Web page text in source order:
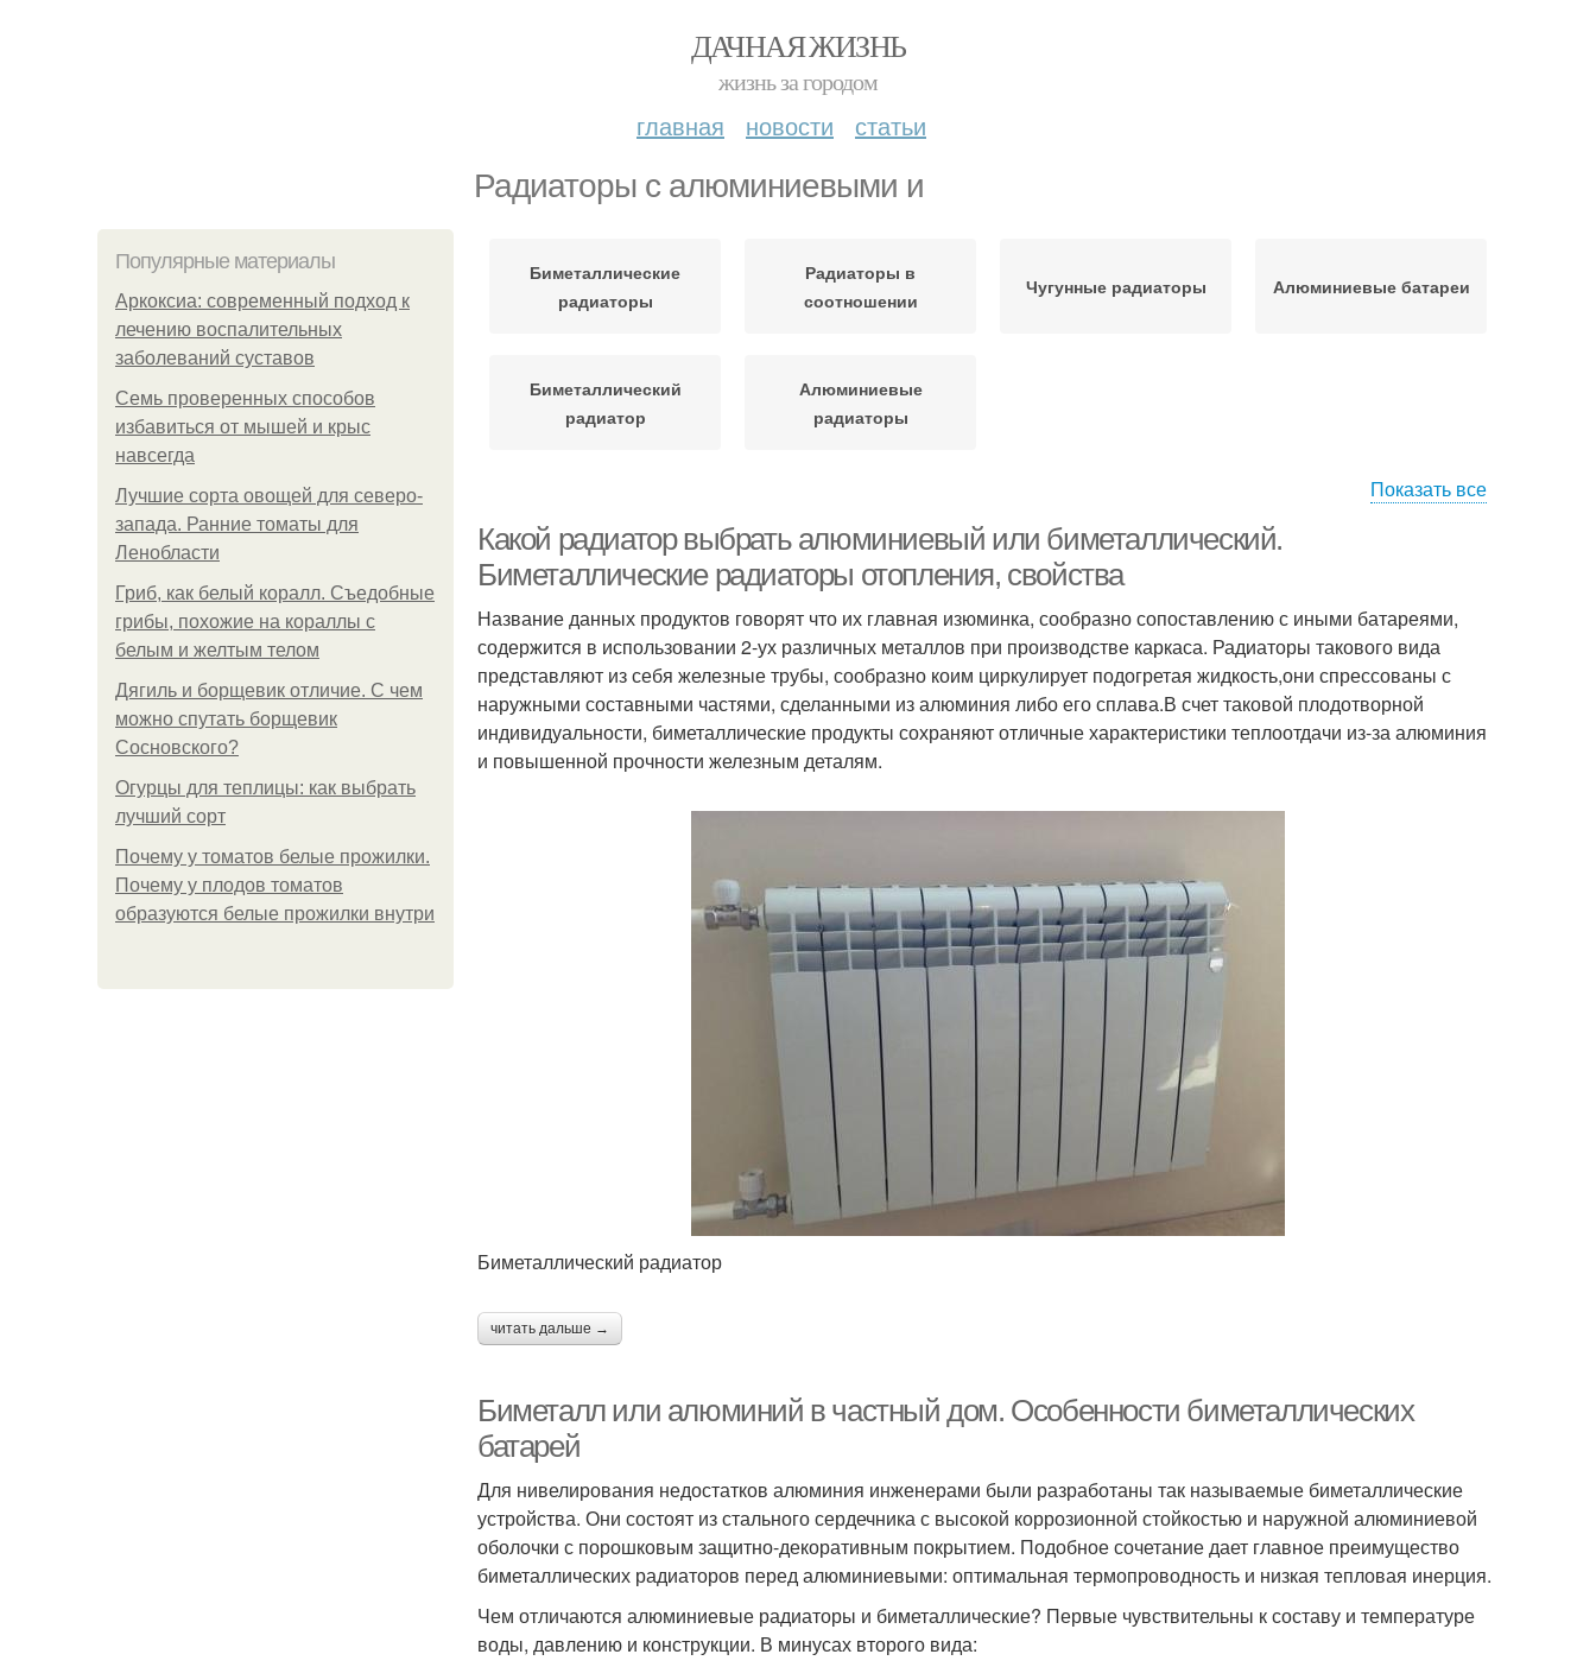
ДАЧНАЯ ЖИЗНЬ
жизнь за городом
главная новости статьи
Радиаторы с алюминиевыми и
Популярные материалы
Аркоксиа: современный подход к
лечению воспалительных
заболеваний суставов
Семь проверенных способов
избавиться от мышей и крыс
навсегда
Лучшие сорта овощей для северо-
запада. Ранние томаты для
Ленобласти
Гриб, как белый коралл. Съедобные
грибы, похожие на кораллы с
белым и желтым телом
Дягиль и борщевик отличие. С чем
можно спутать борщевик
Сосновского?
Огурцы для теплицы: как выбрать
лучший сорт
Почему у томатов белые прожилки.
Почему у плодов томатов
образуются белые прожилки внутри
Биметаллические
радиаторы
Радиаторы в
соотношении
Чугунные радиаторы Алюминиевые батареи
Биметаллический
радиатор
Алюминиевые
радиаторы
Показать все
Какой радиатор выбрать алюминиевый или биметаллический.
Биметаллические радиаторы отопления, свойства
Название данных продуктов говорят что их главная изюминка, сообразно сопоставлению с иными батареями,
содержится в использовании 2-ух различных металлов при производстве каркаса. Радиаторы такового вида
представляют из себя железные трубы, сообразно коим циркулирует подогретая жидкость,они спрессованы с
наружными составными частями, сделанными из алюминия либо его сплава.В счет таковой плодотворной
индивидуальности, биметаллические продукты сохраняют отличные характеристики теплоотдачи из-за алюминия
и повышенной прочности железным деталям.
Биметаллический радиатор
читать дальше →
Биметалл или алюминий в частный дом. Особенности биметаллических
батарей
Для нивелирования недостатков алюминия инженерами были разработаны так называемые биметаллические
устройства. Они состоят из стального сердечника с высокой коррозионной стойкостью и наружной алюминиевой
оболочки с порошковым защитно-декоративным покрытием. Подобное сочетание дает главное преимущество
биметаллических радиаторов перед алюминиевыми: оптимальная термопроводность и низкая тепловая инерция.
Чем отличаются алюминиевые радиаторы и биметаллические? Первые чувствительны к составу и температуре
воды, давлению и конструкции. В минусах второго вида: